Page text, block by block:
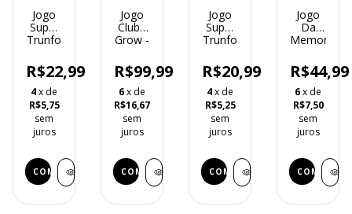
Jogo
Super
Trunfo
Radicais
-
03716
Grow
R$22,99
4x de
R$5,75
sem
juros
Jogo
Clube
Grow -
Grow
R$99,99
6x de
R$16,67
sem
juros
Jogo
Super
Trunfo
- 1629
Grow
R$20,99
4x de
R$5,25
sem
juros
Jogo
Da
Memoria
Contos
02161
Grow
R$44,99
6x de
R$7,50
sem
juros